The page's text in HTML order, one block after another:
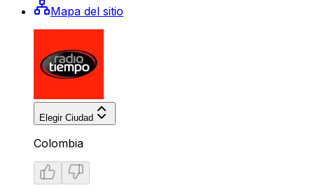
Mapa del sitio
Elegir Ciudad
Colombia